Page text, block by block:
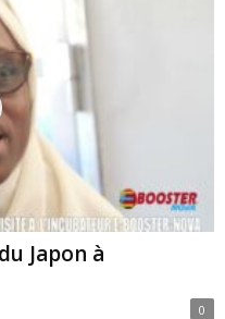
Japon à
0